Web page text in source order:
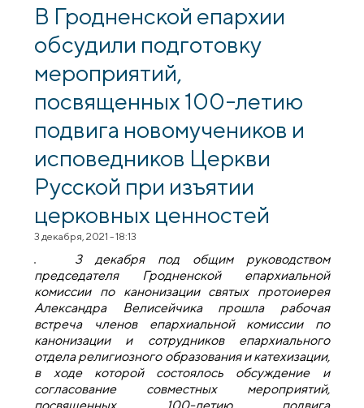
В Гродненской епархии
обсудили подготовку
мероприятий,
посвященных 100-летию
подвига новомучеников и
исповедников Церкви
Русской при изъятии
церковных ценностей
3 декабря, 2021 - 18:13
3 декабря под общим руководством
председателя Гродненской епархиальной
комиссии по канонизации святых протоиерея
Александра Велисейчика прошла рабочая
встреча членов епархиальной комиссии по
канонизации и сотрудников епархиального
отдела религиозного образования и катехизации,
в ходе которой состоялось обсуждение и
согласование совместных мероприятий,
посвященных 100-летию подвига